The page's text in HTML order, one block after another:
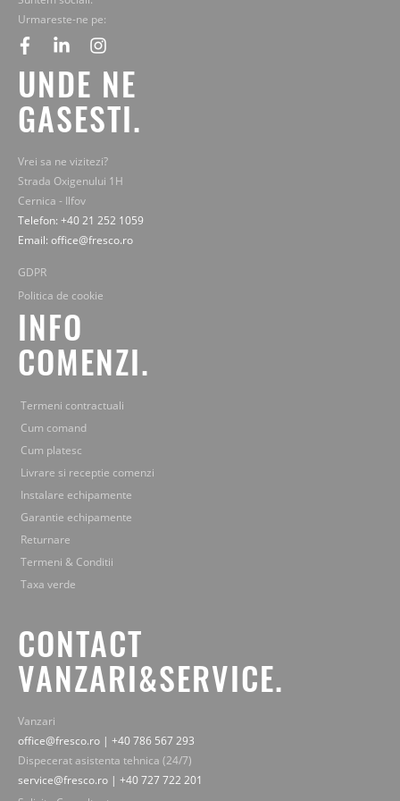
Urmareste-ne pe:
facebook
linkedininstagram
UNDE NE
GASESTI.
Vrei sa ne vizitezi?
Strada Oxigenului 1H
Cernica - Ilfov
Telefon: +40 21 252 1059
Email: office@fresco.ro
GDPR
Politica de cookie
INFO
COMENZI.
Termeni contractuali
Cum comand
Cum platesc
Livrare si receptie comenzi
Instalare echipamente
Garantie echipamente
Returnare
Termeni & Conditii
Taxa verde
CONTACT
VANZARI&SERVICE.
Vanzari
office@fresco.ro | +40 786 567 293
Dispecerat asistenta tehnica (24/7)
service@fresco.ro | +40 727 722 201